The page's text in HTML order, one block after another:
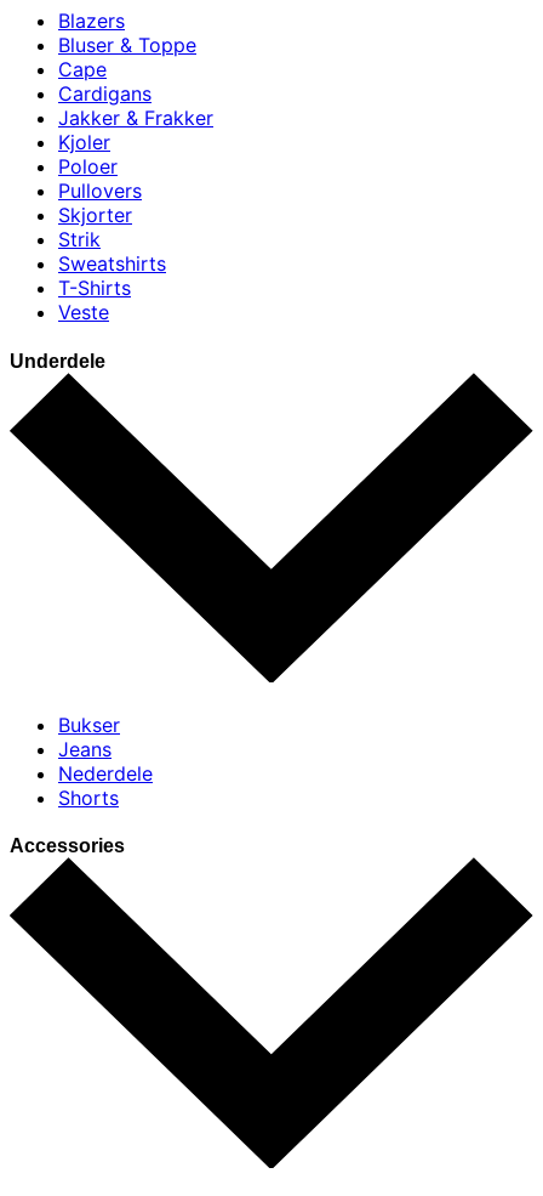
Blazers
Bluser & Toppe
Cape
Cardigans
Jakker & Frakker
Kjoler
Poloer
Pullovers
Skjorter
Strik
Sweatshirts
T-Shirts
Veste
Underdele
Bukser
Jeans
Nederdele
Shorts
Accessories